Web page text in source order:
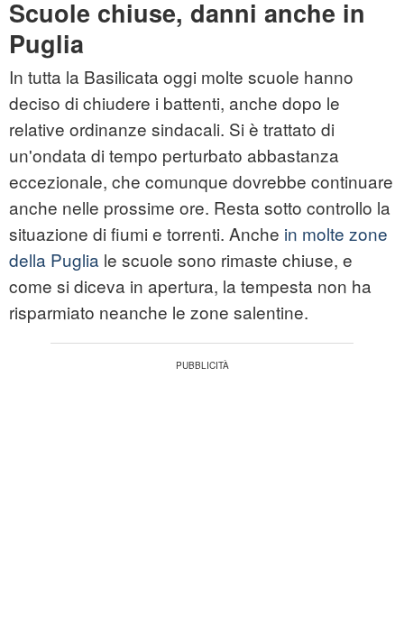
Scuole chiuse, danni anche in
Puglia
In tutta la Basilicata oggi molte scuole hanno
deciso di chiudere i battenti, anche dopo le
relative ordinanze sindacali. Si è trattato di
un'ondata di tempo perturbato abbastanza
eccezionale, che comunque dovrebbe continuare
anche nelle prossime ore. Resta sotto controllo la
situazione di fiumi e torrenti. Anche in molte zone
della Puglia le scuole sono rimaste chiuse, e
come si diceva in apertura, la tempesta non ha
risparmiato neanche le zone salentine.